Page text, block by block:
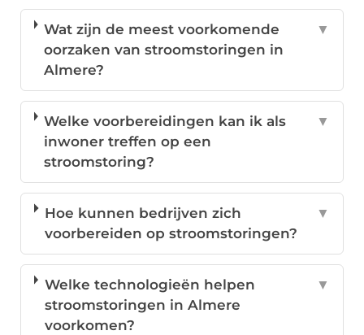
Wat zijn de meest voorkomende
oorzaken van stroomstoringen in
Almere?
▼
Welke voorbereidingen kan ik als
inwoner treffen op een
stroomstoring?
▼
Hoe kunnen bedrijven zich
voorbereiden op stroomstoringen?
▼
Welke technologieën helpen
stroomstoringen in Almere
voorkomen?
▼